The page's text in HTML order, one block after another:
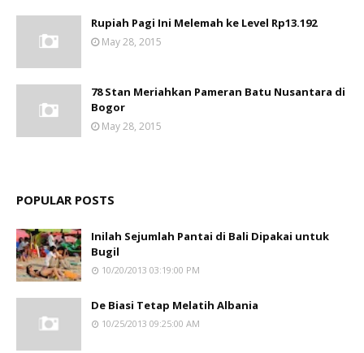
Rupiah Pagi Ini Melemah ke Level Rp13.192
May 28, 2015
78 Stan Meriahkan Pameran Batu Nusantara di
Bogor
May 28, 2015
POPULAR POSTS
Inilah Sejumlah Pantai di Bali Dipakai untuk
Bugil
10/20/2013 03:19:00 PM
De Biasi Tetap Melatih Albania
10/25/2013 09:25:00 AM